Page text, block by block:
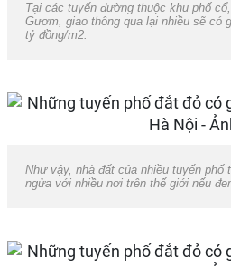
Tại các tuyến đường thuộc khu phố
Gươm, giao thông qua lại nhiều sẽ có
tỷ đồng/m2.
Như vậy, nhà đất của nhiều tuyến phố
ngửa với nhiều nơi trên thế giới nếu